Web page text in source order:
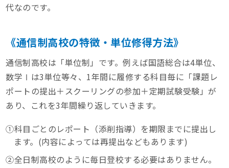
代なのです。
《通信制高校の特徴・単位修得方法》
通信制高校は「単位制」です。例えば国語総合は4単位、
数学Ⅰは3単位等々、1年間に履修する科目毎に「課題レ
ポートの提出＋スクーリングの参加＋定期試験受験」が
あり、これを3年間繰り返していきます。
①科目ごとのレポート（添削指導）を期限までに提出し
ます。(内容によっては再提出などもあります)
②全日制高校のように毎日登校する必要はありません。